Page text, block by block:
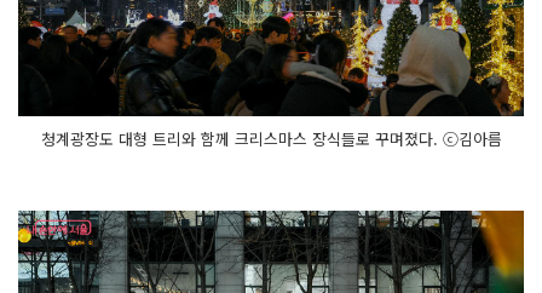
청계광장도 대형 트리와 함께 크리스마스 장식들로 꾸며졌다. ⓒ김아름